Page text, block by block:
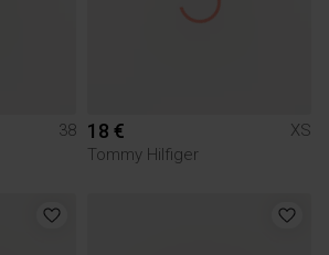
38
18 €
XS
Tommy Hilfiger